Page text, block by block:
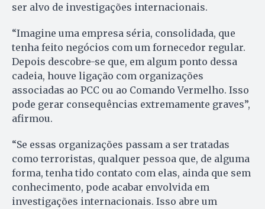
ser alvo de investigações internacionais.
“Imagine uma empresa séria, consolidada, que
tenha feito negócios com um fornecedor regular.
Depois descobre-se que, em algum ponto dessa
cadeia, houve ligação com organizações
associadas ao PCC ou ao Comando Vermelho. Isso
pode gerar consequências extremamente graves”,
afirmou.
“Se essas organizações passam a ser tratadas
como terroristas, qualquer pessoa que, de alguma
forma, tenha tido contato com elas, ainda que sem
conhecimento, pode acabar envolvida em
investigações internacionais. Isso abre um